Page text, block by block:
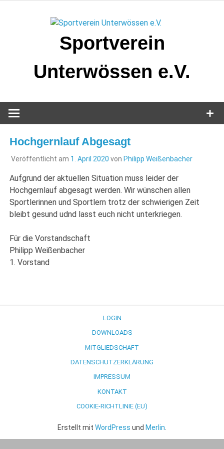
Sportverein
Unterwössen e.V.
Hochgernlauf Abgesagt
Veröffentlicht am 1. April 2020 von Philipp Weißenbacher
Aufgrund der aktuellen Situation muss leider der
Hochgernlauf abgesagt werden. Wir wünschen allen
Sportlerinnen und Sportlern trotz der schwierigen Zeit
bleibt gesund udnd lasst euch nicht unterkriegen.
Für die Vorstandschaft
Philipp Weißenbacher
1. Vorstand
LOGIN
DOWNLOADS
MITGLIEDSCHAFT
DATENSCHUTZERKLÄRUNG
IMPRESSUM
KONTAKT
COOKIE-RICHTLINIE (EU)
Erstellt mit WordPress und Merlin